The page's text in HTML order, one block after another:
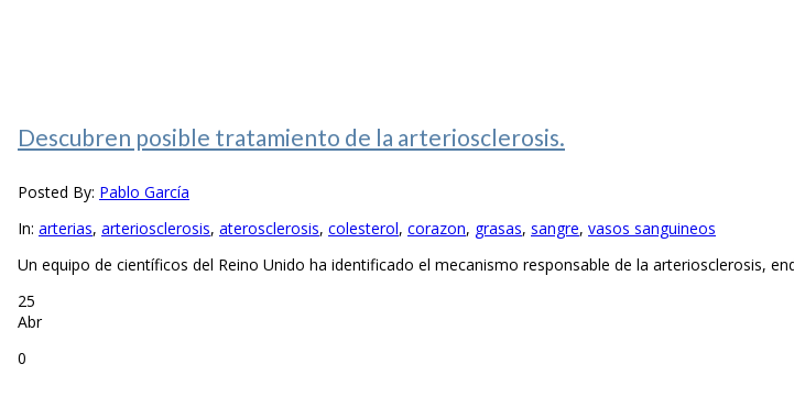
Descubren posible tratamiento de la arteriosclerosis.
Posted By: Pablo García
In: arterias, arteriosclerosis, aterosclerosis, colesterol, corazon, grasas, sangre, vasos sanguineos
Un equipo de científicos del Reino Unido ha identificado el mecanismo responsable de la arteriosclerosis,
25
Abr
0